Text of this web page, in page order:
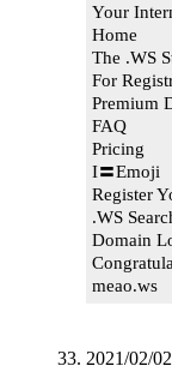
Your
Home
The .WS
For
Premium
FAQ
Pricing
I〓Emoji
Register
.WS
Domain
meao.ws
2021/02/